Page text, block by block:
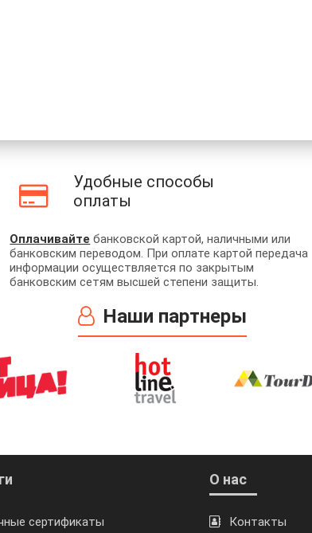
Удобные способы
оплаты
Оплачивайте банковской картой, наличными или
банковским переводом. При оплате картой передача
информации осуществляется по закрытым
банковским сетям высшей степени защиты.
Наши партнеры
сертификаты
О нас
Контакты